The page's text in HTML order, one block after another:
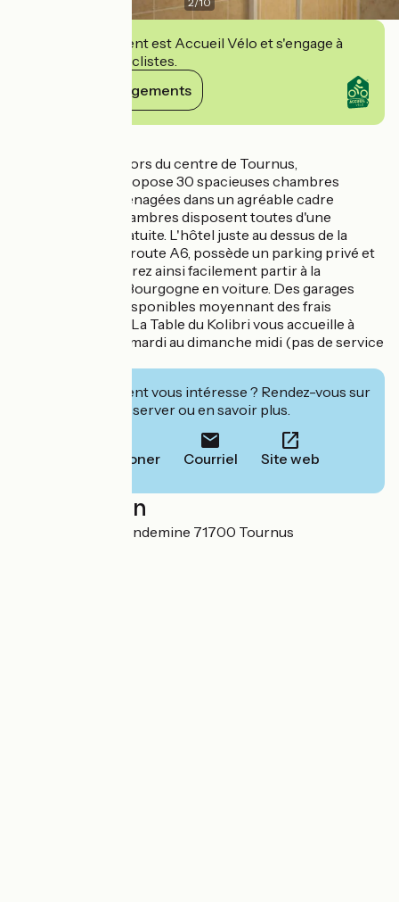
Cet établissement est Accueil Vélo et s'engage à
accueillir des cyclistes.
Voir ses engagements
Situé juste en dehors du centre de Tournus,
l'établissement propose 30 spacieuses chambres
insonorisées, aménagées dans un agréable cadre
verdoyant. Les chambres disposent toutes d'une
connexion wifi gratuite. L'hôtel juste au dessus de la
sortie 27 de l'autoroute A6, possède un parking privé et
gratuit. Vous pourrez ainsi facilement partir à la
découverte de la Bourgogne en voiture. Des garages
sont également disponibles moyennant des frais
supplémentaires. La Table du Kolibri vous accueille à
côté de l'hôtel du mardi au dimanche midi (pas de service
Cet établissement vous intéresse ? Rendez-vous sur
leur site pour réserver ou en savoir plus.
Téléphoner Courriel Site web
Localisation
ZI de la Grande Condemine 71700 Tournus